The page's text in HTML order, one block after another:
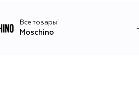
Все товары
Moschino